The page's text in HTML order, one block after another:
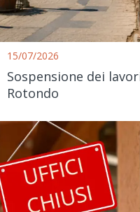
15/07/2026
Sospensione dei
Rotondo